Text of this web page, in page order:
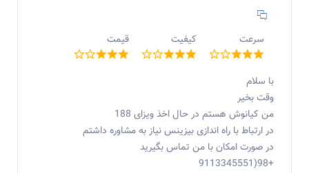
سرعت کیفیت قیمت
با سلام
وقت بخیر
من کیانوش هستم در حال اخذ ویزای 188
در ارتباط با راه اندازی بیزینس نیاز به مشاوره داشتم
در صورت امکان با من تماس بگیرید
+98(9113345551